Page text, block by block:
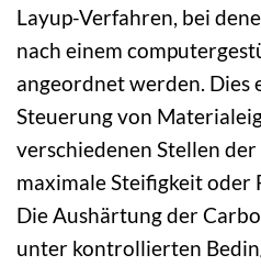
Layup-Verfahren, bei
nach einem
angeordnet werden. Dies
Steuerung von
verschiedenen Stellen
maximale Steifigkeit oder
Die Aushärtung der
unter kontrollierten